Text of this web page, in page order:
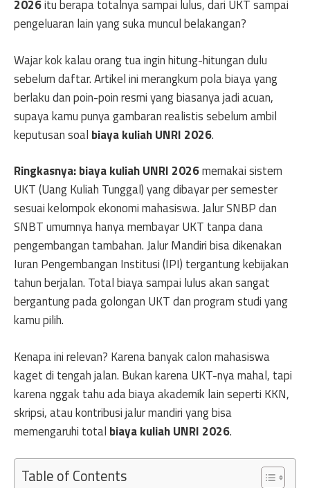
2026itu berapa totalnya sampai lulus, dari UKT sampai
pengeluaran lain yang suka muncul belakangan?
Wajar kok kalau orang tua ingin hitung-hitungan dulu
sebelum daftar. Artikel ini merangkum pola biaya yang
berlaku dan poin-poin resmi yang biasanya jadi acuan,
supaya kamu punya gambaran realistis sebelum ambil
keputusan soal biaya kuliah UNRI 2026.
Ringkasnya:biaya kuliah UNRI 2026memakai sistem
UKT (Uang Kuliah Tunggal) yang dibayar per semester
sesuai kelompok ekonomi mahasiswa. Jalur SNBP dan
SNBT umumnya hanya membayar UKT tanpa dana
pengembangan tambahan. Jalur Mandiri bisa dikenakan
Iuran Pengembangan Institusi (IPI) tergantung kebijakan
tahun berjalan. Total biaya sampai lulus akan sangat
bergantung pada golongan UKT dan program studi yang
kamu pilih.
Kenapa ini relevan? Karena banyak calon mahasiswa
kaget di tengah jalan. Bukan karena UKT-nya mahal, tapi
karena nggak tahu ada biaya akademik lain seperti KKN,
skripsi, atau kontribusi jalur mandiri yang bisa
memengaruhi total biaya kuliah UNRI 2026.
Table of Contents